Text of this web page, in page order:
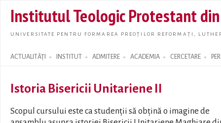
main
Institutul Teologic Protestant
UNIVERSITATE PENTRU FORMAREA PREOȚILOR REFORMAȚI,
ACTUALITĂȚI INSTITUT ADMITERE ACADEMIA CERCETARE
Search form
Istoria Bisericii Unitariene II
Scopul cursului este ca studenții să obțină o imagine de